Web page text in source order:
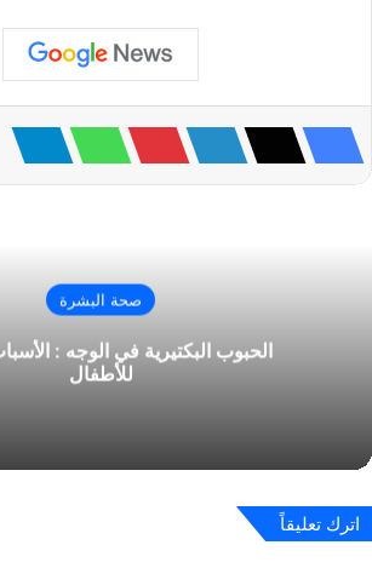
صحة البشرة
الحبوب البكتيرية في الوجه :
للأطفال
اترك تعليقاً